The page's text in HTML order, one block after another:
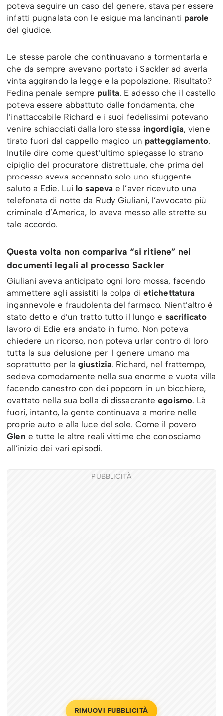
poteva seguire un caso del genere, stava per essere
infatti pugnalata con le esigue ma lancinanti parole
del giudice.
Le stesse parole che continuavano a tormentarla e
che da sempre avevano portato i Sackler ad averla
vinta aggirando la legge e la popolazione. Risultato?
Fedina penale sempre pulita. E adesso che il castello
poteva essere abbattuto dalle fondamenta, che
l’inattaccabile Richard e i suoi fedelissimi potevano
venire schiacciati dalla loro stessa ingordigia, viene
tirato fuori dal cappello magico un patteggiamento.
Inutile dire come quest’ultimo spiegasse lo strano
cipiglio del procuratore distrettuale, che prima del
processo aveva accennato solo uno sfuggente
saluto a Edie. Lui lo sapeva e l’aver ricevuto una
telefonata di notte da Rudy Giuliani, l’avvocato più
criminale d’America, lo aveva messo alle strette su
tale accordo.
Questa volta non compariva “si ritiene” nei
documenti legali al processo Sackler
Giuliani aveva anticipato ogni loro mossa, facendo
ammettere agli assistiti la colpa di etichettatura
ingannevole e fraudolenta del farmaco. Nient’altro è
stato detto e d’un tratto tutto il lungo e sacrificato
lavoro di Edie era andato in fumo. Non poteva
chiedere un ricorso, non poteva urlar contro di loro
tutta la sua delusione per il genere umano ma
soprattutto per lagiustizia. Richard, nel frattempo,
sedeva comodamente nella sua enorme e vuota villa
facendo canestro con dei popcorn in un bicchiere,
ovattato nella sua bolla di dissacranteegoismo. Là
fuori, intanto, la gente continuava a morire nelle
proprie auto e alla luce del sole. Come il povero
Glen e tutte le altre reali vittime che conosciamo
all’inizio dei vari episodi.
PUBBLICITÀ
RIMUOVI PUBBLICITÀ